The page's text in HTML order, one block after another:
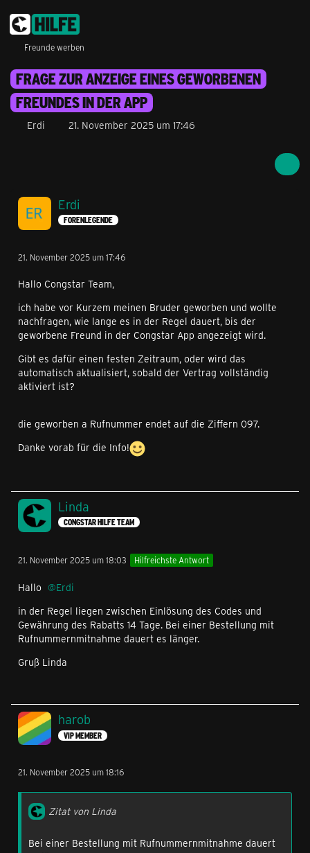
Freunde werben
FRAGE ZUR ANZEIGE EINES GEWORBENEN
FREUNDES IN DER APP
Erdi 21. November 2025 um 17:46
Erdi
FORENLEGENDE
21. November 2025 um 17:46
Hallo Congstar Team,
ich habe vor Kurzem meinen Bruder geworben und wollte
nachfragen, wie lange es in der Regel dauert, bis der
geworbene Freund in der Congstar App angezeigt wird.
Gibt es dafür einen festen Zeitraum, oder wird das
automatisch aktualisiert, sobald der Vertrag vollständig
aktiviert ist?
die geworben a Rufnummer endet auf die Ziffern 097.
Danke vorab für die Info!
Linda
CONGSTAR HILFE TEAM
21. November 2025 um 18:03 Hilfreichste Antwort
Hallo
Erdi
in der Regel liegen zwischen Einlösung des Codes und
Gewährung des Rabatts 14 Tage. Bei einer Bestellung mit
Rufnummernmitnahme dauert es länger.
Gruß Linda
harob
VIP MEMBER
21. November 2025 um 18:16
Zitat von Linda
Bei einer Bestellung mit Rufnummernmitnahme dauert